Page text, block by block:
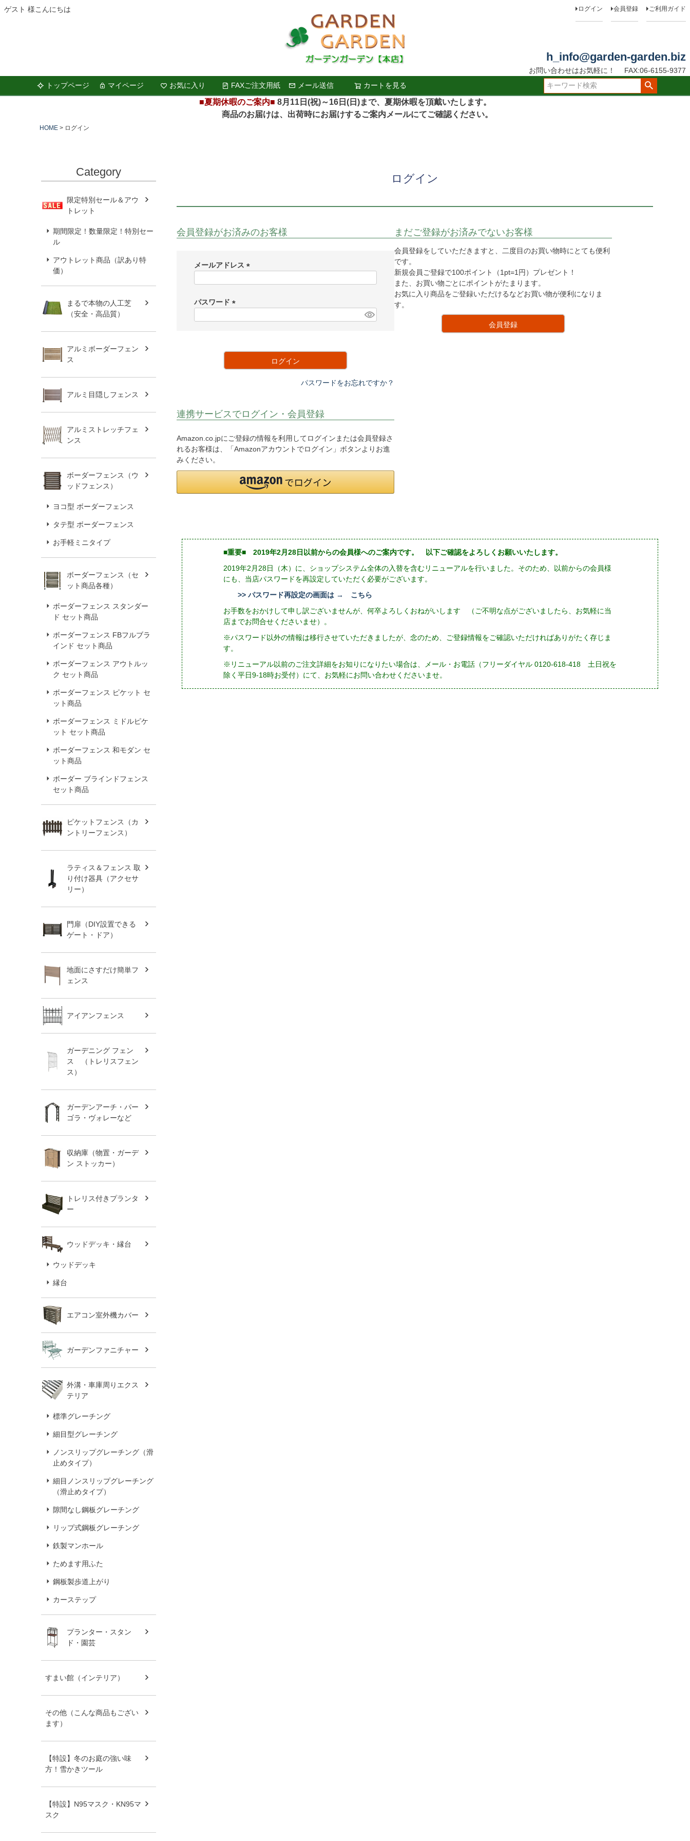
ゲスト 様こんにちは ログイン 会員登録 ご利用ガイド
h_info@garden-garden.biz
お問い合わせはお気軽に！
FAX:06-6155-9377
トップページ
マイページ お気に入り FAXご注文用紙 メール送信 カートを見る
検索
■夏期休暇のご案内■ 8月11日(祝)～16日(日)まで、夏期休暇を頂戴いたします。
商品のお届けは、出荷時にお届けするご案内メールにてご確認ください。
HOME ログイン
Category
限定特別セール＆アウ
トレット
期間限定！数量限定！特別セー
ル
アウトレット商品（訳あり特
価）
まるで本物の人工芝
（安全・高品質）
アルミボーダーフェン
ス
アルミ目隠しフェンス
アルミストレッチフェ
ンス
ボーダーフェンス（ウ
ッドフェンス）
ヨコ型 ボーダーフェンス
タテ型 ボーダーフェンス
お手軽ミニタイプ
ボーダーフェンス（セ
ット商品各種）
ボーダーフェンス スタンダー
ド セット商品
ボーダーフェンス FBフルブラ
インド セット商品
ボーダーフェンス アウトルッ
ク セット商品
ボーダーフェンス ピケット セ
ット商品
ボーダーフェンス ミドルピケ
ット セット商品
ボーダーフェンス 和モダン セ
ット商品
ボーダー ブラインドフェンス
セット商品
ピケットフェンス（カ
ントリーフェンス）
ラティス＆フェンス 取
り付け器具（アクセサ
リー）
門扉（DIY設置できる
ゲート・ドア）
地面にさすだけ簡単フ
ェンス
アイアンフェンス
ガーデニング フェン
ス （トレリスフェン
ス）
ガーデンアーチ・パー
ゴラ・ヴォレーなど
収納庫（物置・ガーデ
ン ストッカー）
トレリス付きプランタ
ー
ウッドデッキ・縁台
ウッドデッキ
縁台
エアコン室外機カバー
ガーデンファニチャー
外溝・車庫周りエクス
テリア
標準グレーチング
細目型グレーチング
ノンスリップグレーチング（滑
止めタイプ）
細目ノンスリップグレーチング
（滑止めタイプ）
隙間なし鋼板グレーチング
リップ式鋼板グレーチング
鉄製マンホール
ためます用ふた
鋼板製歩道上がり
カーステップ
プランター・スタン
ド・園芸
すまい館（インテリア）
その他（こんな商品もござい
ます）
【特設】冬のお庭の強い味
方！雪かきツール
【特設】N95マスク・KN95マ
スク
ログイン
会員登録がお済みのお客様
メールアドレス
)
パスワード
ログイン
パスワードをお忘れですか？
連携サービスでログイン・会員登録
Amazon.co.jpにご登録の情報を利用してログインまたは会員登録さ
れるお客様は、「Amazonアカウントでログイン」ボタンよりお進
みください。
まだご登録がお済みでないお客様
会員登録をしていただきますと、二度目のお買い物時にとても便利
です。
新規会員ご登録で100ポイント（1pt=1円）プレゼント！
また、お買い物ごとにポイントがたまります。
お気に入り商品をご登録いただけるなどお買い物が便利になりま
す。
会員登録
■重要■ 2019年2月28日以前からの会員様へのご案内です。 以下ご確認をよろしくお願いいたします。
2019年2月28日（木）に、ショップシステム全体の入替を含むリニューアルを行いました。そのため、以前からの会員様
にも、当店パスワードを再設定していただく必要がございます。
>> パスワード再設定の画面は → こちら
お手数をおかけして申し訳ございませんが、何卒よろしくおねがいします （ご不明な点がございましたら、お気軽に当
店までお問合せくださいませ）。
※パスワード以外の情報は移行させていただきましたが、念のため、ご登録情報をご確認いただければありがたく存じま
す。
※リニューアル以前のご注文詳細をお知りになりたい場合は、メール・お電話（フリーダイヤル 0120-618-418 土日祝を
除く平日9-18時お受付）にて、お気軽にお問い合わせくださいませ。